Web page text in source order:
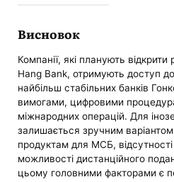
Висновок
Компанії, які планують
Hang Bank, отримують доступ
найбільш стабільних банків
вимогами, цифровими
міжнародних операцій. Для
залишається зручним
продуктам для МСБ,
можливості дистанційного
цьому головними факторами є